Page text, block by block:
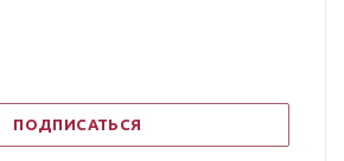
ПОДПИСАТЬСЯ